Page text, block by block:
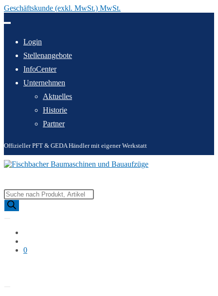
Geschäftskunde (exkl. MwSt.) MwSt.
Inhalt
Login
Stellenangebote
InfoCenter
Unternehmen
Aktuelles
Historie
Partner
Offizieller PFT & GEDA Händler mit eigener Werkstatt
Products
search
0